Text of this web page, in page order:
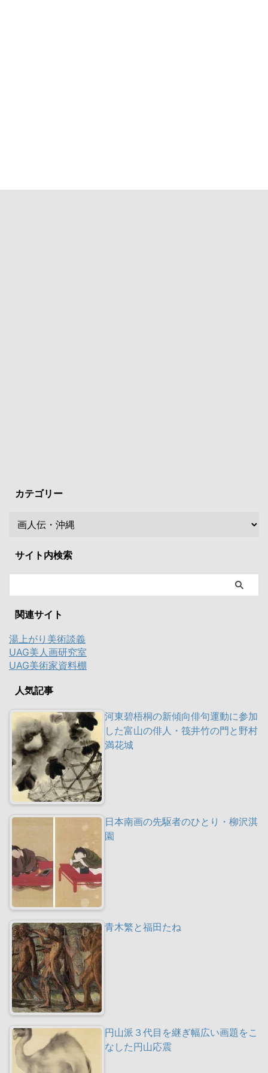
カテゴリー
サイト内検索
関連サイト
湯上がり美術談義
UAG美人画研究室
UAG美術家資料棚
人気記事
河東碧梧桐の新傾向俳句運動に参加
した富山の俳人・筏井竹の門と野村
満花城
日本南画の先駆者のひとり・柳沢淇
園
青木繁と福田たね
円山派３代目を継ぎ幅広い画題をこ
なした円山応震